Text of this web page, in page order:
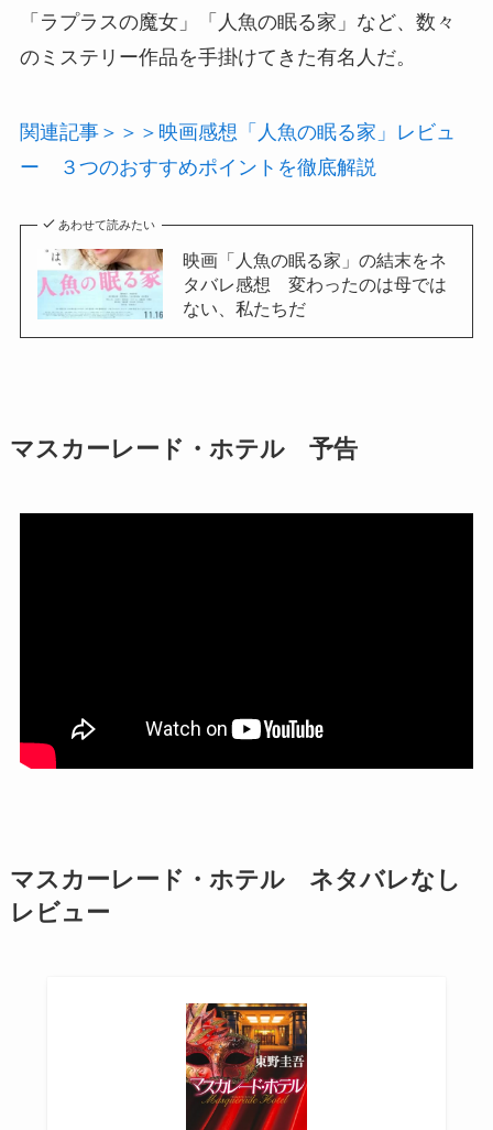
「ラプラスの魔女」「人魚の眠る家」など、数々
のミステリー作品を手掛けてきた有名人だ。
関連記事＞＞＞映画感想「人魚の眠る家」レビュ
ー ３つのおすすめポイントを徹底解説
あわせて読みたい
映画「人魚の眠る家」の結末をネ
タバレ感想 変わったのは母では
ない、私たちだ
マスカーレード・ホテル 予告
マスカーレード・ホテル ネタバレなし
レビュー